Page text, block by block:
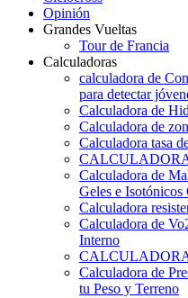
Opinión
Grandes Vueltas
Tour de Francia
Calculadoras
calculadora de
para detectar
Calculadora de
Calculadora de
Calculadora tasa
Calculadora de
Geles e Isotónicos
Calculadora
Calculadora de
Interno
Calculadora de
tu Peso y Terreno